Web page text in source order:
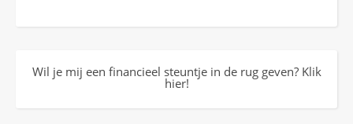
Wil je mij een financieel steuntje in de rug geven? Klik
hier!